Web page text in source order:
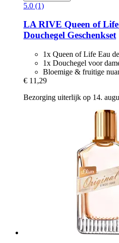
5.0 (1)
LA RIVE Queen of
Douchegel Geschenkset
1x Queen of Life Eau
1x Douchegel voor
Bloemige & fruitige
€ 11,29
Bezorging uiterlijk op 14.